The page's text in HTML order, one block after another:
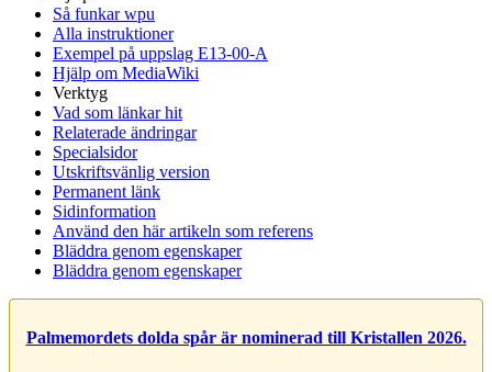
Så funkar wpu
Alla instruktioner
Exempel på uppslag E13-00-A
Hjälp om MediaWiki
Verktyg
Vad som länkar hit
Relaterade ändringar
Specialsidor
Utskriftsvänlig version
Permanent länk
Sidinformation
Använd den här artikeln som referens
Bläddra genom egenskaper
Bläddra genom egenskaper
Palmemordets dolda spår är nominerad till Kristallen 2026.